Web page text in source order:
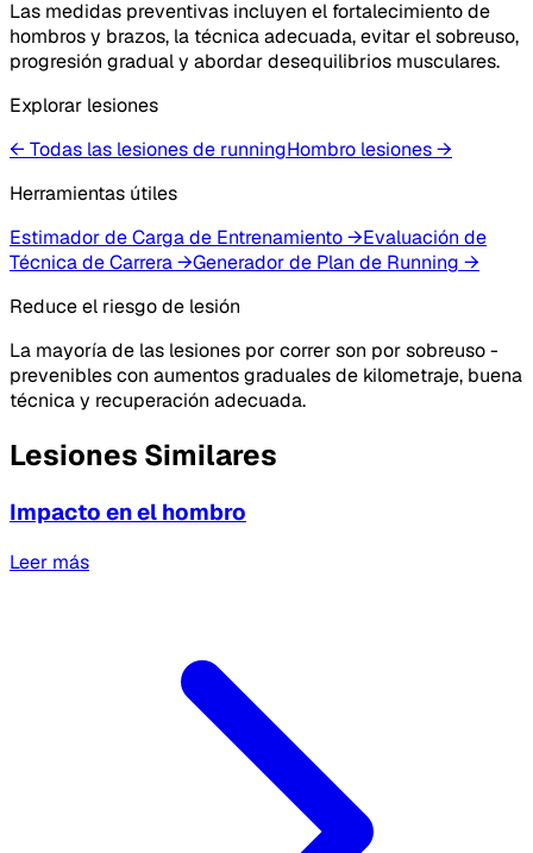
Las medidas preventivas incluyen el fortalecimiento de
hombros y brazos, la técnica adecuada, evitar el sobreuso,
progresión gradual y abordar desequilibrios musculares.
Explorar lesiones
← Todas las lesiones de runningHombro lesiones→
Herramientas útiles
Estimador de Carga de Entrenamiento→Evaluación de
Técnica de Carrera→Generador de Plan de Running →
Reduce el riesgo de lesión
La mayoría de las lesiones por correr son por sobreuso -
prevenibles con aumentos graduales de kilometraje, buena
técnica y recuperación adecuada.
Lesiones Similares
Impacto en el hombro
Leer más